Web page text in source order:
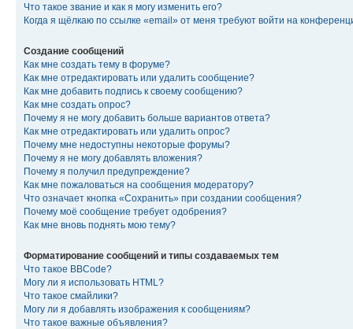
Что такое звание и как я могу изменить его?
Когда я щёлкаю по ссылке «email» от меня требуют войти на
Создание сообщений
Как мне создать тему в форуме?
Как мне отредактировать или удалить сообщение?
Как мне добавить подпись к своему сообщению?
Как мне создать опрос?
Почему я не могу добавить больше вариантов ответа?
Как мне отредактировать или удалить опрос?
Почему мне недоступны некоторые форумы?
Почему я не могу добавлять вложения?
Почему я получил предупреждение?
Как мне пожаловаться на сообщения модератору?
Что означает кнопка «Сохранить» при создании сообщения?
Почему моё сообщение требует одобрения?
Как мне вновь поднять мою тему?
Форматирование сообщений и типы создаваемых тем
Что такое BBCode?
Могу ли я использовать HTML?
Что такое смайлики?
Могу ли я добавлять изображения к сообщениям?
Что такое важные объявления?